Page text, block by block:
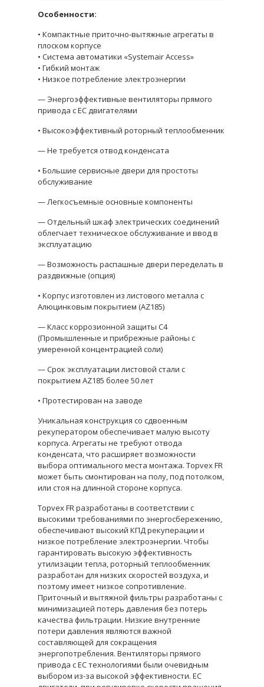
Особенности:
• Компактные приточно-вытяжные агрегаты в
плоском корпусе
• Система автоматики «Systemair Access»
• Гибкий монтаж
• Низкое потребление электроэнергии
— Энергоэффективные вентиляторы прямого
привода с ЕС двигателями
• Высокоэффективный роторный теплообменник
— Не требуется отвод конденсата
• Большие сервисные двери для простоты
обслуживание
— Легкосъемные основные компоненты
— Отдельный шкаф электрических соединений
облегчает техническое обслуживание и ввод в
эксплуатацию
— Возможность распашные двери переделать в
раздвижные (опция)
• Корпус изготовлен из листового металла с
Алюцинковым покрытием (AZ185)
— Класс коррозионной защиты C4
(Промышленные и прибрежные районы с
умеренной концентрацией соли)
— Срок эксплуатации листовой стали с
покрытием AZ185 более 50 лет
• Протестирован на заводе
Уникальная конструкция со сдвоенным
рекуператором обеспечивает малую высоту
корпуса. Агрегаты не требуют отвода
конденсата, что расширяет возможности
выбора оптимального места монтажа. Topvex FR
может быть смонтирован на полу, под потолком,
или стоя на длинной стороне корпуса.
Topvex FR разработаны в соответствии с
высокими требованиями по энергосбережению,
обеспечивают высокий КПД рекуперации и
низкое потребление электроэнергии. Чтобы
гарантировать высокую эффективность
утилизации тепла, роторный теплообменник
разработан для низких скоростей воздуха, и
поэтому имеет низкое сопротивление.
Приточный и вытяжной фильтры разработаны с
минимизацией потерь давления без потерь
качества фильтрации. Низкие внутренние
потери давления являются важной
составляющей для сокращения
энергопотребления. Вентиляторы прямого
привода с EC технологиями были очевидным
выбором из-за высокой эффективности. EC